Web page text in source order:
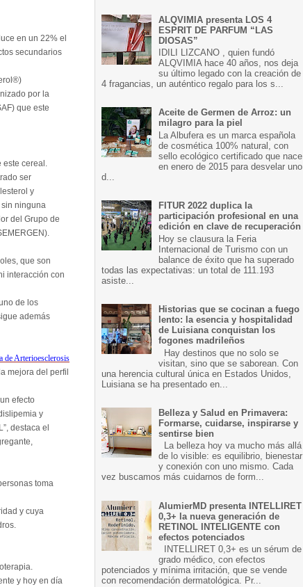
en un 22% el
secundarios
por la
que este
este cereal.
ser
y
ninguna
del Grupo de
que son
interacción con
de los
además
de Arterioesclerosis
mejora del perfil
efecto
y
destaca el
toma
y cuya
y hoy en día
ALQVIMIA presenta LOS 4
ESPRIT DE PARFUM “LAS
DIOSAS”
IDILI LIZCANO , quien fundó
ALQVIMIA hace 40 años, nos deja
su último legado con la creación de
4 fragancias, un auténtico regalo para los s...
Aceite de Germen de Arroz: un
milagro para la piel
La Albufera es un marca española
de cosmética 100% natural, con
sello ecológico certificado que nace
en enero de 2015 para desvelar uno
d...
FITUR 2022 duplica la
participación profesional en una
edición en clave de recuperación
Hoy se clausura la Feria
Internacional de Turismo con un
balance de éxito que ha superado
todas las expectativas: un total de 111.193
asiste...
Historias que se cocinan a fuego
lento: la esencia y hospitalidad
de Luisiana conquistan los
fogones madrileños
Hay destinos que no solo se
visitan, sino que se saborean. Con
una herencia cultural única en Estados Unidos,
Luisiana se ha presentado en...
Belleza y Salud en Primavera:
Formarse, cuidarse, inspirarse y
sentirse bien
La belleza hoy va mucho más allá
de lo visible: es equilibrio, bienestar
y conexión con uno mismo. Cada
vez buscamos más cuidarnos de form...
AlumierMD presenta INTELLIRET
0,3+ la nueva generación de
RETINOL INTELIGENTE con
efectos potenciados
INTELLIRET 0,3+ es un sérum de
grado médico, con efectos
potenciados y mínima irritación, que se vende
con recomendación dermatológica. Pr...